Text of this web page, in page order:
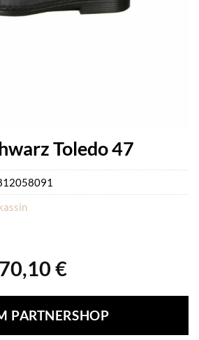
Toledo 47
€
€Aktueller
ist:
170,10 €.
PARTNERSHOP